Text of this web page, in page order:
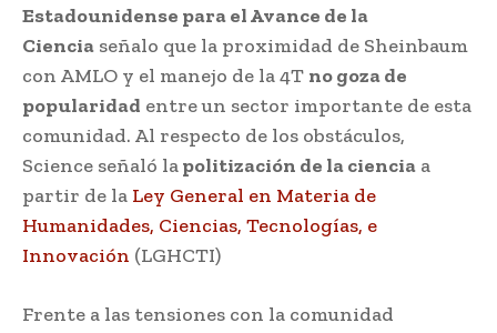
Estadounidense para el Avance de la
Ciencia señalo que la proximidad de Sheinbaum
con AMLO y el manejo de la 4T no goza de
popularidad entre un sector importante de esta
comunidad. Al respecto de los obstáculos,
Science señaló lapolitización de la ciencia a
partir de la Ley General en Materia de
Humanidades, Ciencias, Tecnologías, e
Innovación (LGHCTI)
Frente a las tensiones con la comunidad